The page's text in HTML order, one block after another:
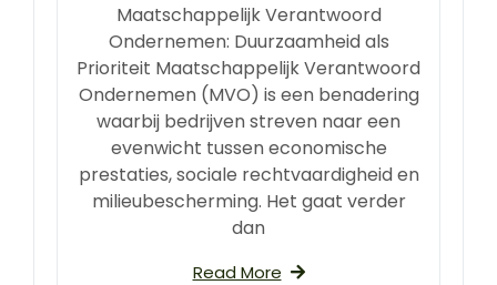
Maatschappelijk Verantwoord
Ondernemen: Duurzaamheid als
Prioriteit Maatschappelijk Verantwoord
Ondernemen (MVO) is een benadering
waarbij bedrijven streven naar een
evenwicht tussen economische
prestaties, sociale rechtvaardigheid en
milieubescherming. Het gaat verder
dan
Read More